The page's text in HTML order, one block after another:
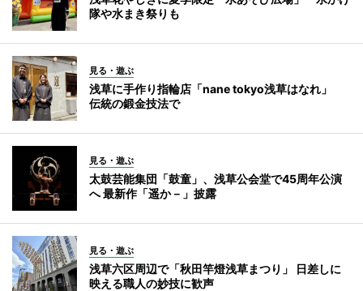
隊や水まき祭りも
見る・遊ぶ
浅草に手作り指輪店「nane tokyo浅草はなれ」
伝統の鍛金技法で
見る・遊ぶ
太鼓芸能集団「鼓童」、浅草公会堂で45周年公演
へ 最新作「遥か－」披露
見る・遊ぶ
浅草六区周辺で「秋田竿燈浅草まつり」 日差しに
映える職人の妙技に歓声